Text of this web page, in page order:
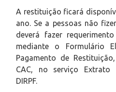
A restituição ficará
ano. Se a pessoas não
deverá fazer
mediante o Formulário
Pagamento de
CAC, no serviço Extrato
DIRPF.